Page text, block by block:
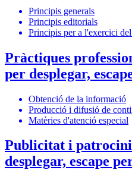
Principis generals
Principis editorials
Principis per a l'exercici
Pràctiques
per desplegar,
Obtenció de la informació
Producció i difusió de
Matèries d'atenció especial
Publicitat i
desplegar, escape